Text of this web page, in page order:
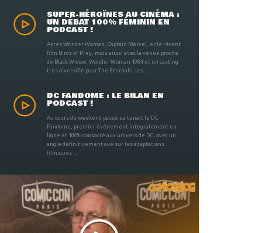
SUPER-HÉROÏNES AU CINÉMA :
UN DÉBAT 100% FÉMININ EN
PODCAST !
Après Wonder Woman, Captain Marvel, et le récent
film Birds of Prey, mais aussi avec la venue proche
de Black Widow, Wonder Woman 1984 et un casting
très diversifié pour The Eternals, les ...
DC FANDOME : LE BILAN EN
PODCAST !
Au cours du weekend passé se tenait le DC
Fandome, premier évènement intégralement en
ligne et 100% consacré aux univers de DC, avec un
angle définitivement axé sur les adaptations
filmiques ...